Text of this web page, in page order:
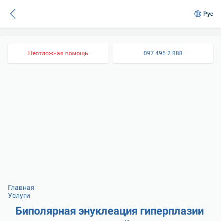
Рус
Неотложная помощь 097 495 2 888
Главная
Услуги
Биполярная энуклеация гиперплазии